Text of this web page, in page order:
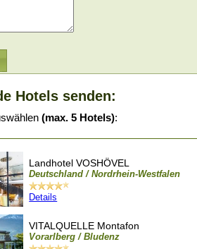
Hotels senden:
(max. 5 Hotels):
Landhotel VOSHÖVEL
Deutschland / Nordrhein-Westfalen
Details
VITALQUELLE Montafon
Vorarlberg / Bludenz